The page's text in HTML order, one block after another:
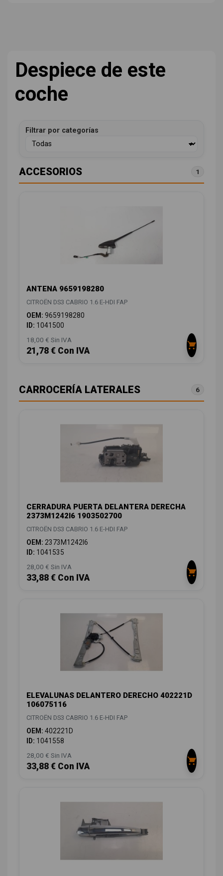
Despiece de este
coche
Filtrar por categorías
ACCESORIOS 1
ANTENA 9659198280
CITROËN DS3 CABRIO 1.6 E-HDI FAP
OEM: 9659198280
ID: 1041500
18,00 € Sin IVA
21,78 € Con IVA
CARROCERÍA LATERALES 6
CERRADURA PUERTA DELANTERA DERECHA
2373M1242I6 1903502700
CITROËN DS3 CABRIO 1.6 E-HDI FAP
OEM: 2373M1242I6
ID: 1041535
28,00 € Sin IVA
33,88 € Con IVA
ELEVALUNAS DELANTERO DERECHO 402221D
106075116
CITROËN DS3 CABRIO 1.6 E-HDI FAP
OEM: 402221D
ID: 1041558
28,00 € Sin IVA
33,88 € Con IVA